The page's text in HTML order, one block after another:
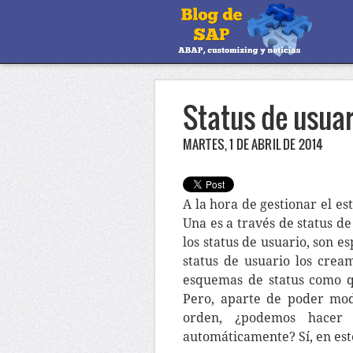
Status de
MARTES, 1 DE ABRIL DE 2014
A la hora de gestionar el
Una es a través de status
los status de usuario, son
status de usuario los
esquemas de status como
Pero, aparte de poder
orden, ¿podemos
automáticamente? Sí, en